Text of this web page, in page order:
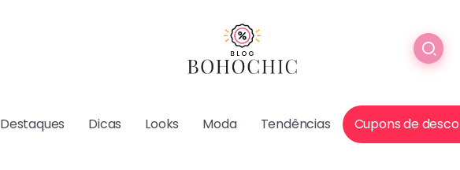
Destaques Dicas Looks Moda Tendências Cupons de